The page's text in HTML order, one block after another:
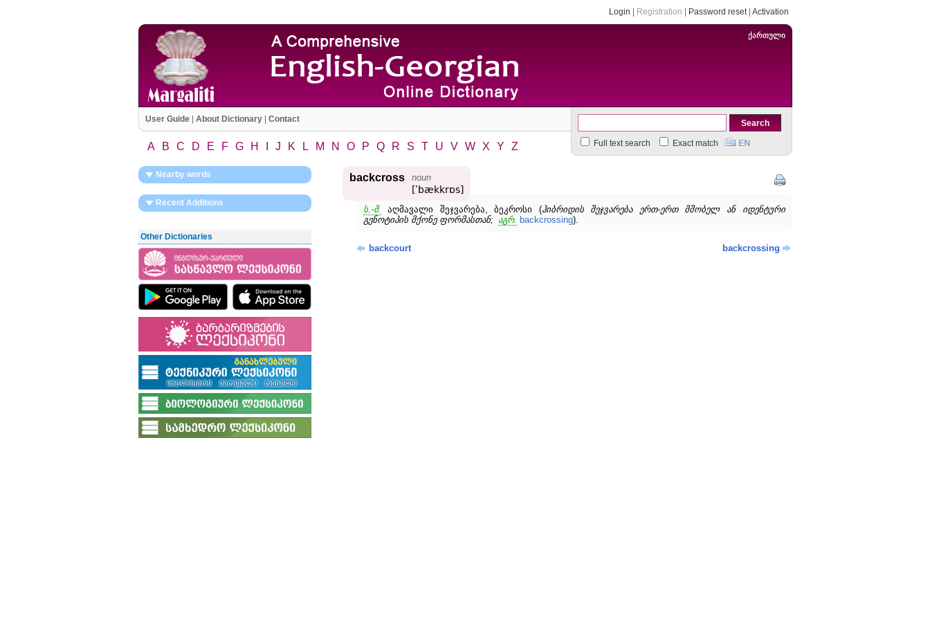
Login Registration Password reset| Activation
ქართული
User Guide| About Dictionary| Contact
Full text search Exact match
A B C D E F G H J K L M N O P Q R S T U V W X Y Z
Nearby words
Recent Additions
Other Dictionaries
backcross noun
[ʹbækkrɒs]
ს.-მ. აღმავალი შეჯვარება, ბეკროსი (ჰიბრიდის შეჯვარება ერთ-ერთ მშობელ ან იდენტური
გენოტიპის მქონე ფორმასთან; აგრ. backcrossing).
backcourt backcrossing